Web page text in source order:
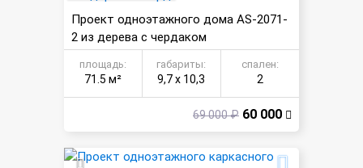
Проект одноэтажного дома AS-2071-
2 из дерева с чердаком
площадь:
71.5 м²
габариты:
9,7 х 10,3
спален:
2
69 000 ₽ 60 000